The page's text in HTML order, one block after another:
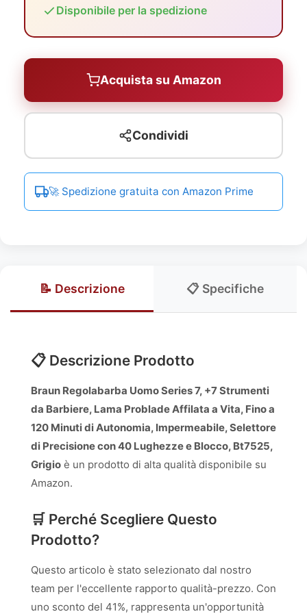
Disponibile per la spedizione
Acquista su Amazon
Condividi
🚀 Spedizione gratuita con Amazon Prime
📝 Descrizione 📋 Specifiche
📋 Descrizione Prodotto
Braun Regolabarba Uomo Series 7, +7 Strumenti
da Barbiere, Lama Problade Affilata a Vita, Fino a
120 Minuti di Autonomia, Impermeabile, Selettore
di Precisione con 40 Lughezze e Blocco, Bt7525,
Grigio è un prodotto di alta qualità disponibile su
Amazon.
🛒 Perché Scegliere Questo
Prodotto?
Questo articolo è stato selezionato dal nostro
team per l'eccellente rapporto qualità-prezzo. Con
uno sconto del 41%, rappresenta un'opportunità